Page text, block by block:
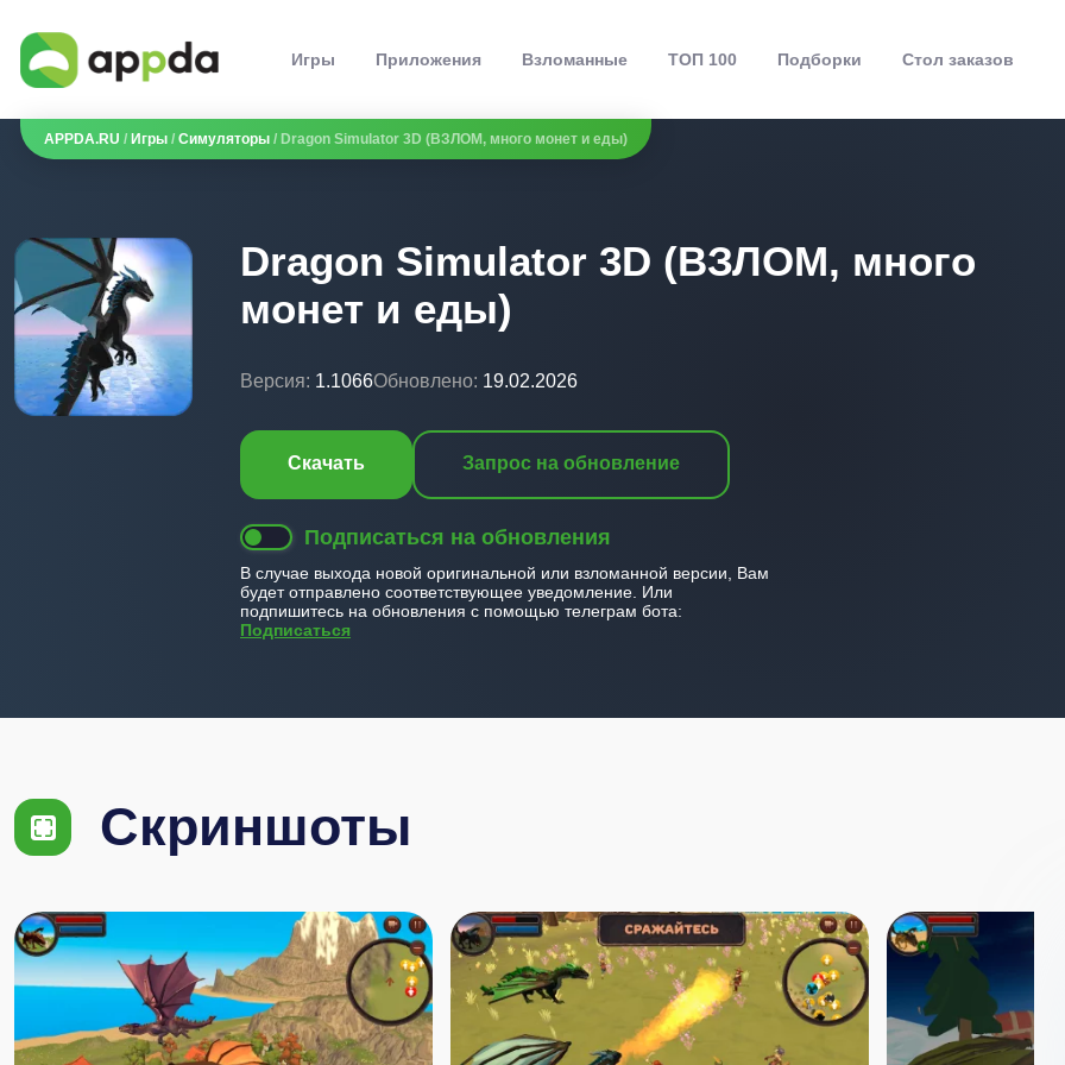
Игры Приложения Взломанные ТОП 100 Подборки Стол заказов
APPDA.RU / Игры / Симуляторы / Dragon Simulator 3D (ВЗЛОМ, много монет и еды)
Dragon Simulator 3D (ВЗЛОМ, много
монет и еды)
Версия: 1.1066Обновлено: 19.02.2026
Скачать Запрос на обновление
Подписаться на обновления
В случае выхода новой оригинальной или взломанной версии, Вам
будет отправлено соответствующее уведомление. Или
подпишитесь на обновления с помощью телеграм бота:
Подписаться
Скриншоты